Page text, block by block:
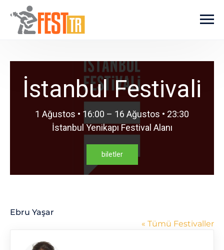
Ana içeriğe atla
İstanbul Festivali
1 Ağustos • 16:00 – 16 Ağustos • 23:30
İstanbul Yenikapı Festival Alanı
biletler
Ebru Yaşar
« Tümü Festivaller